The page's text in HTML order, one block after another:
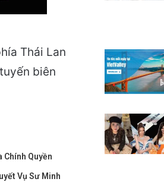
Thái Lan
biên
Chính Quyền
Vụ Sư Minh